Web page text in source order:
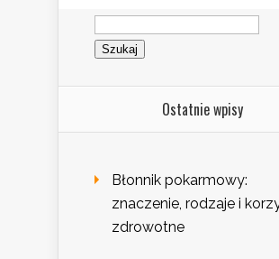
Szukaj:
Ostatnie wpisy
Błonnik pokarmowy:
znaczenie, rodzaje i
zdrowotne